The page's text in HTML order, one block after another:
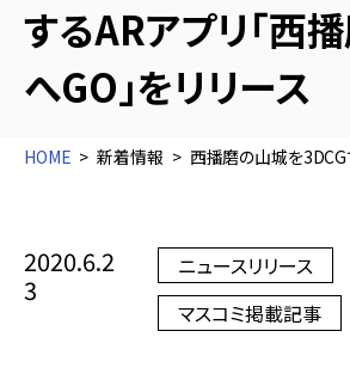
するARアプリ「西
へGO」をリリース
HOME 新着情報 西播磨の山城を3DCG
2020.6.2
3
ニュースリリース
マスコミ掲載記事